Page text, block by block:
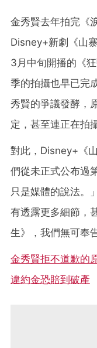
金秀賢去年拍完《
Disney+新劇《山
3月中旬開播的《
季的拍攝也早已完
秀賢的爭議發酵，
定，甚至連正在拍
對此，Disney+《
們從未正式公布過
只是媒體的說法。
有透露更多細節，
生》，我們無可奉
金秀賢拒不道歉的
違約金恐賠到破產